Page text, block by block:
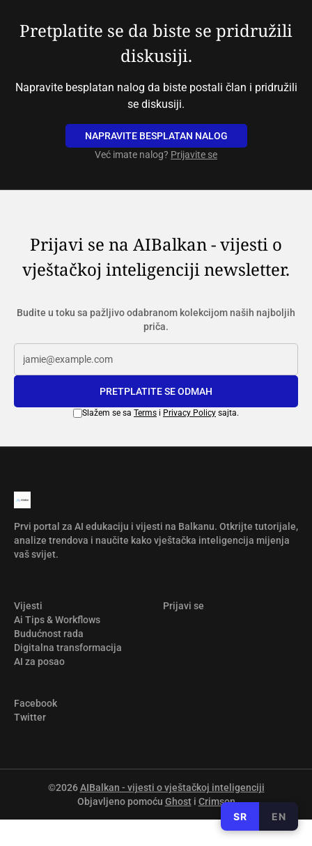
Pretplatite se da biste se pridružili
diskusiji.
Napravite besplatan nalog da biste postali član i pridružili
se diskusiji.
NAPRAVITE BESPLATAN NALOG
Već imate nalog? Prijavite se
Prijavi se na AIBalkan - vijesti o
vještačkoj inteligenciji newsletter.
Budite u toku sa pažljivo odabranom kolekcijom naših najboljih
priča.
PRETPLATITE SE ODMAH
Slažem se sa Terms i Privacy Policy sajta.
Prvi portal za AI edukaciju i vijesti na Balkanu. Otkrijte tutorijale,
analize trendova i naučite kako vještačka inteligencija mijenja
vaš svijet.
Vijesti
Ai Tips & Workflows
Budućnost rada
Digitalna transformacija
AI za posao
Prijavi se
Facebook
Twitter
©2026AIBalkan - vijesti o vještačkoj inteligenciji
Objavljeno pomoću Ghosti Crimson
SR EN